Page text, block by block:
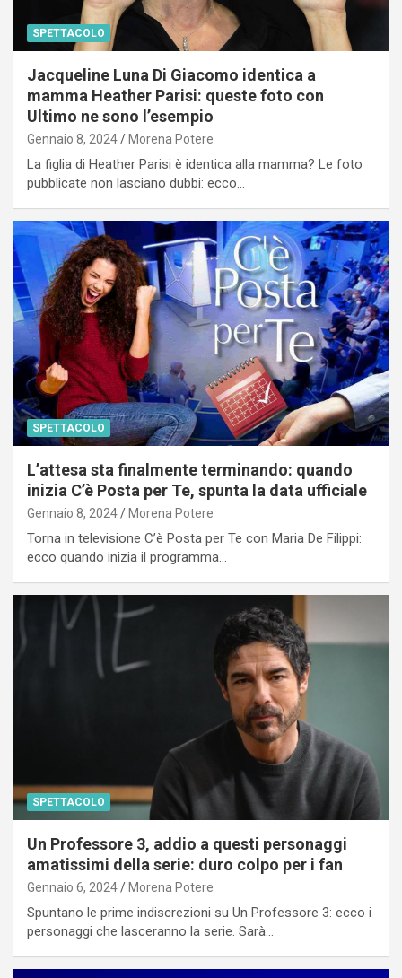
SPETTACOLO
Jacqueline Luna Di Giacomo identica a
mamma Heather Parisi: queste foto con
Ultimo ne sono l’esempio
Gennaio 8, 2024 Morena Potere
La figlia di Heather Parisi è identica alla mamma? Le foto
pubblicate non lasciano dubbi: ecco…
SPETTACOLO
L’attesa sta finalmente terminando: quando
inizia C’è Posta per Te, spunta la data ufficiale
Gennaio 8, 2024 Morena Potere
Torna in televisione C’è Posta per Te con Maria De Filippi:
ecco quando inizia il programma…
SPETTACOLO
Un Professore 3, addio a questi personaggi
amatissimi della serie: duro colpo per i fan
Gennaio 6, 2024 Morena Potere
Spuntano le prime indiscrezioni su Un Professore 3: ecco i
personaggi che lasceranno la serie. Sarà…